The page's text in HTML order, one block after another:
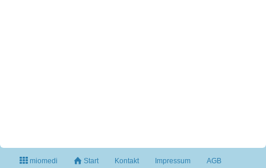
miomedi Start Kontakt Impressum AGB